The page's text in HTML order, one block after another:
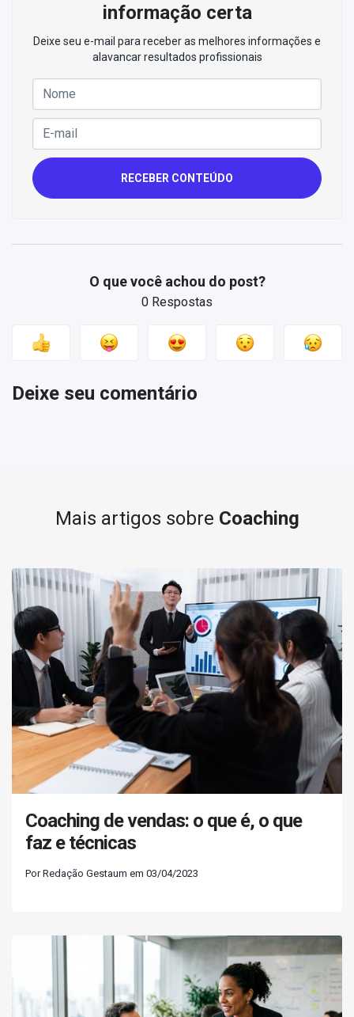
informação certa
Deixe seu e-mail para receber as melhores informações e
alavancar resultados profissionais
RECEBER CONTEÚDO
O que você achou do post?
0 Respostas
Deixe seu comentário
Mais artigos sobre Coaching
Coaching de vendas: o que é, o que
faz e técnicas
Por Redação Gestaum em 03/04/2023